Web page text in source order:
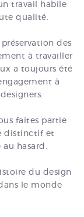
travail habile
qualité.
des
à travailler
a toujours été
à
faites partie
distinctif et
hasard.
du design
le monde